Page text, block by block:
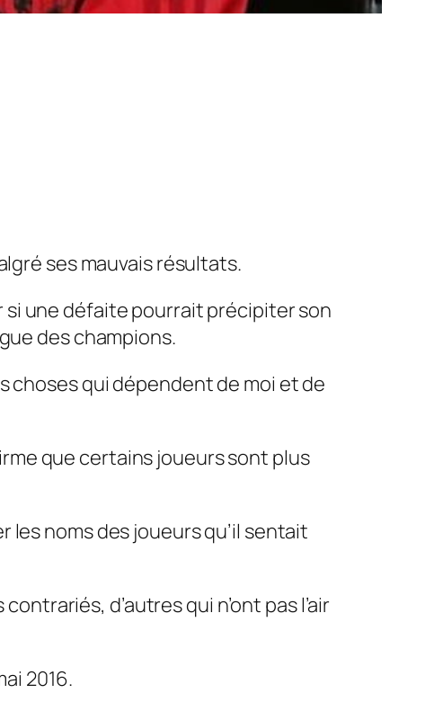
ses mauvais résultats.
si une défaite pourrait précipiter son
des champions.
choses qui dépendent de moi et de
que certains joueurs sont plus
les noms des joueurs qu’il sentait
d’autres qui n’ont pas l’air
2016.